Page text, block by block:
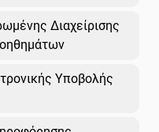
Διαχείρισης
Υποβολής